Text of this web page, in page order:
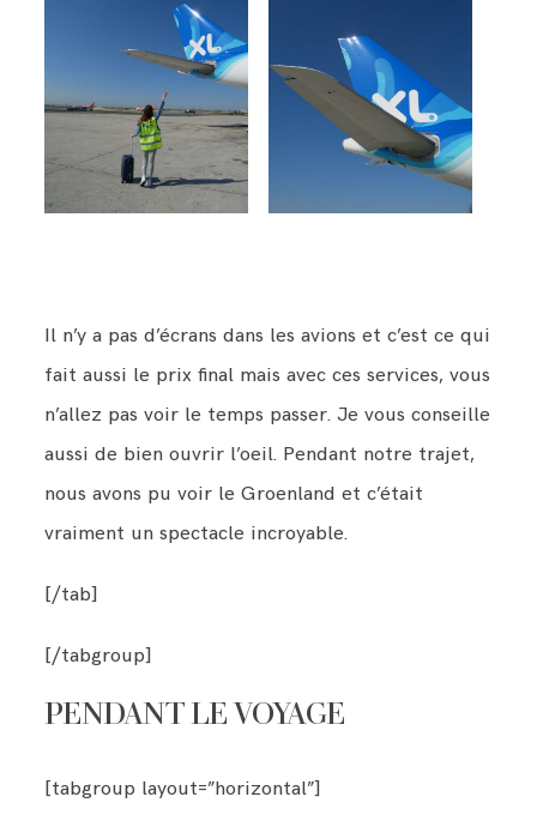
Il n’y a pas d’écrans dans les avions et c’est ce qui
fait aussi le prix final mais avec ces services, vous
n’allez pas voir le temps passer. Je vous conseille
aussi de bien ouvrir l’oeil. Pendant notre trajet,
nous avons pu voir le Groenland et c’était
vraiment un spectacle incroyable.
[/tab]
[/tabgroup]
PENDANT LE VOYAGE
[tabgroup layout=”horizontal”]